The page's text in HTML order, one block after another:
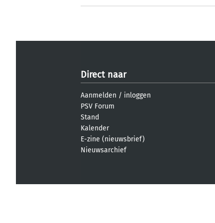
Direct naar
Aanmelden / inloggen
PSV Forum
Stand
Kalender
E-zine (nieuwsbrief)
Nieuwsarchief